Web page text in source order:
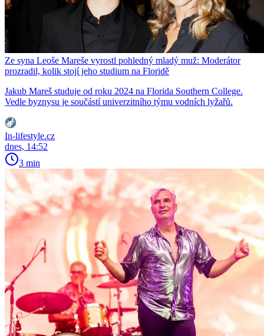
Ze syna Leoše Mareše vyrostl pohledný mladý muž: Moderátor
prozradil, kolik stojí jeho studium na Floridě
Jakub Mareš studuje od roku 2024 na Florida Southern College.
Vedle byznysu je součástí univerzitního týmu vodních lyžařů.
In-lifestyle.cz
dnes, 14:52
3 min